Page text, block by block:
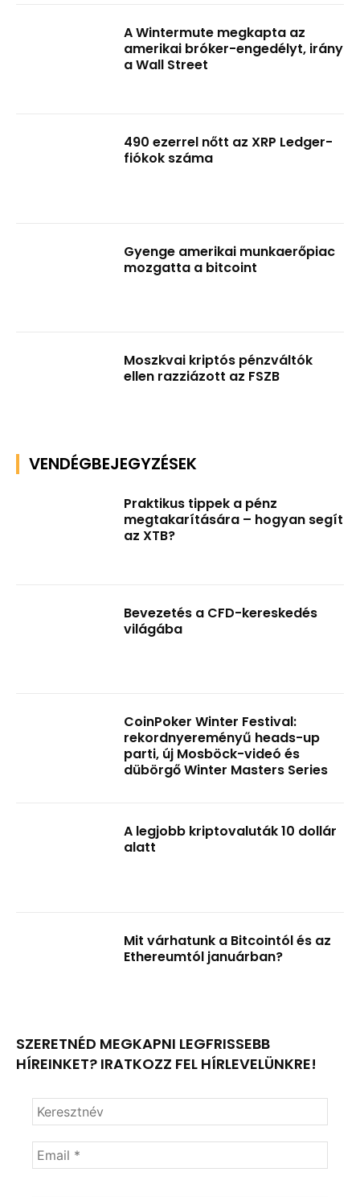
A Wintermute megkapta az
amerikai bróker-engedélyt, irány
a Wall Street
490 ezerrel nőtt az XRP Ledger-
fiókok száma
Gyenge amerikai munkaerőpiac
mozgatta a bitcoint
Moszkvai kriptós pénzváltók
ellen razziázott az FSZB
VENDÉGBEJEGYZÉSEK
Praktikus tippek a pénz
megtakarítására – hogyan segít
az XTB?
Bevezetés a CFD-kereskedés
világába
CoinPoker Winter Festival:
rekordnyereményű heads-up
parti, új Mosböck-videó és
dübörgő Winter Masters Series
A legjobb kriptovaluták 10 dollár
alatt
Mit várhatunk a Bitcointól és az
Ethereumtól januárban?
SZERETNÉD MEGKAPNI LEGFRISSEBB
HÍREINKET? IRATKOZZ FEL HÍRLEVELÜNKRE!